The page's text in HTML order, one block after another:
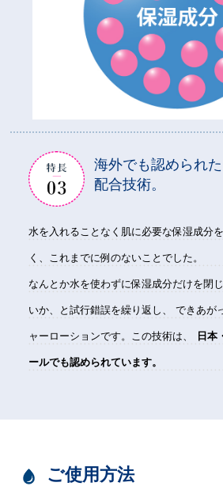
海外でも認められ
配合技術。
水を入れることなく肌に必要な保湿成分
く、これまでに例のないことでした。
なんとか水を使わずに保湿成分だけを閉
いか、と試行錯誤を繰り返し、 できあが
ャーローションです。この技術は、 日本
ールでも認められています。
ご使用方法